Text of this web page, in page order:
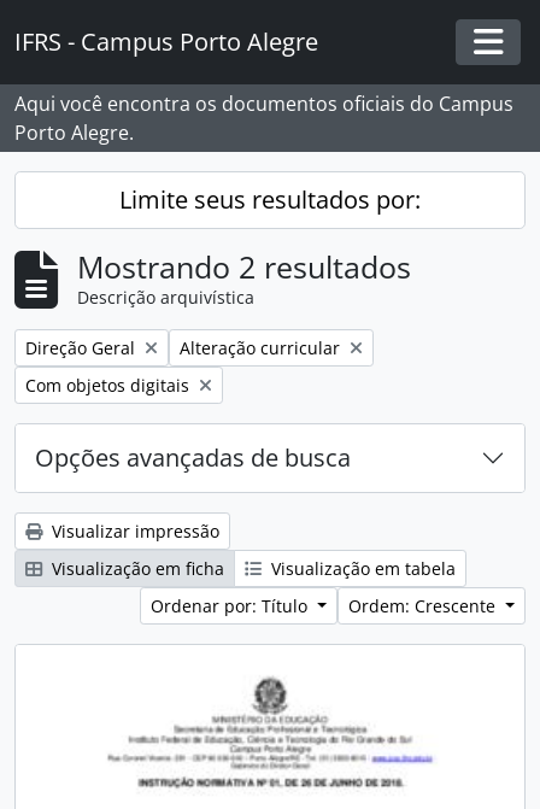
IFRS - Campus Porto Alegre
Aqui você encontra os documentos oficiais do Campus
Porto Alegre.
Limite seus resultados por:
Mostrando 2 resultados
Descrição arquivística
Remover filtro:
Direção Geral Remover filtro:
Alteração curricular
Remover filtro:
Com objetos digitais
Opções avançadas de busca
Visualizar impressão
Visualização em ficha
Visualização em tabela
Ordenar por: Título
Ordem: Crescente